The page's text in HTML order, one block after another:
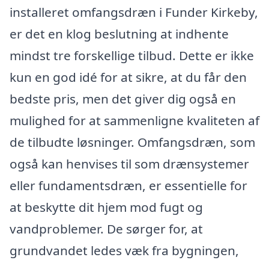
installeret omfangsdræn i Funder Kirkeby,
er det en klog beslutning at indhente
mindst tre forskellige tilbud. Dette er ikke
kun en god idé for at sikre, at du får den
bedste pris, men det giver dig også en
mulighed for at sammenligne kvaliteten af
de tilbudte løsninger. Omfangsdræn, som
også kan henvises til som drænsystemer
eller fundamentsdræn, er essentielle for
at beskytte dit hjem mod fugt og
vandproblemer. De sørger for, at
grundvandet ledes væk fra bygningen,